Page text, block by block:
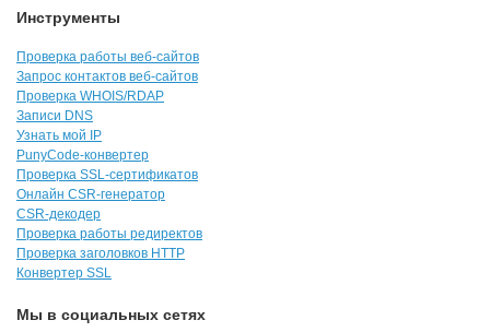
Инструменты
Проверка работы веб-сайтов
Запрос контактов веб-сайтов
Проверка WHOIS/RDAP
Записи DNS
Узнать мой IP
PunyCode-конвертер
Проверка SSL-сертификатов
Онлайн CSR-генератор
CSR-декодер
Проверка работы редиректов
Проверка заголовков HTTP
Конвертер SSL
Мы в социальных сетях